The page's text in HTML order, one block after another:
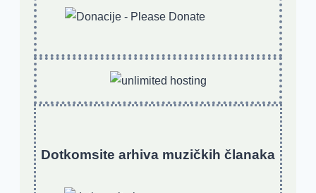
Dotkomsite arhiva muzičkih članaka